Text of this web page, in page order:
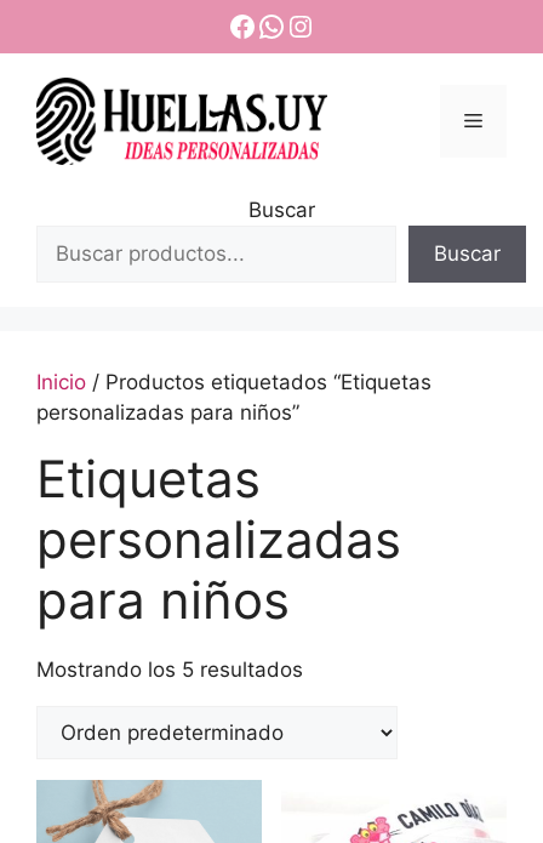
contenido
Facebook
WhatsApp
Instagram
Menú
Buscar
Buscar
Inicio / Productos etiquetados “Etiquetas
personalizadas para niños”
Etiquetas
personalizadas
para niños
Mostrando los 5 resultados